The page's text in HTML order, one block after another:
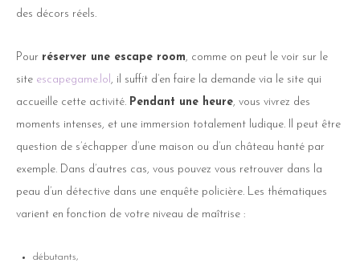
des décors réels.
Pour réserver une escape room, comme on peut le voir sur le
site escapegame.lol , il suffit d’en faire la demande via le site qui
accueille cette activité. Pendant une heure, vous vivrez des
moments intenses, et une immersion totalement ludique. Il peut être
question de s’échapper d’une maison ou d’un château hanté par
exemple. Dans d’autres cas, vous pouvez vous retrouver dans la
peau d’un détective dans une enquête policière. Les thématiques
varient en fonction de votre niveau de maîtrise :
débutants,